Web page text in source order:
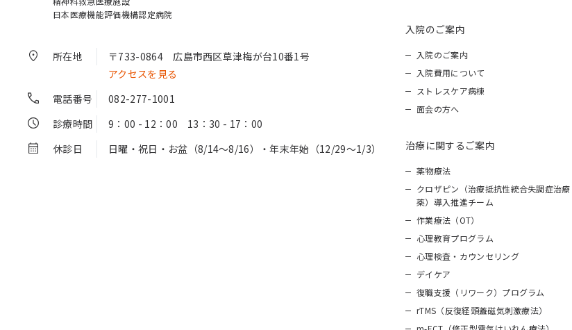
日本医療機能評価機構認定病院
所在地 〒733-0864広島市西区草津梅が台10番1号
アクセスを見る
電話番号
082-277-1001
診療時間
9：00 - 12：00 13：30 - 17：00
休診日
日曜・祝日・お盆（8/14～8/16）・年末年始（12/29～1/3）
入院のご案内
入院のご案内
入院費用について
ストレスケア病棟
面会の方へ
治療に関するご案内
薬物療法
クロザピン（治療抵抗性統合失調症治療
薬）導入推進チーム
作業療法（OT）
心理教育プログラム
心理検査・カウンセリング
デイケア
復職支援（リワーク）プログラム
rTMS（反復経頭蓋磁気刺激療法）